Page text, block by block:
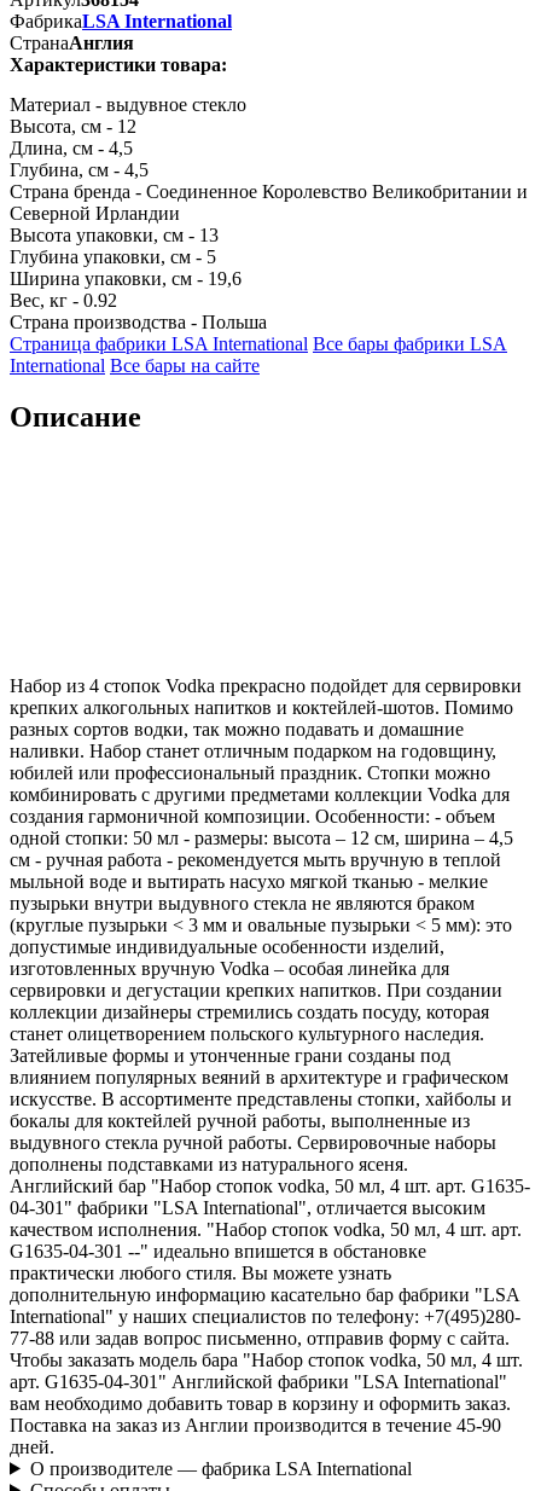
ФабрикаLSA International
СтранаАнглия
Характеристики товара:
Материал - выдувное стекло
Высота, см - 12
Длина, см - 4,5
Глубина, см - 4,5
Страна бренда - Соединенное Королевство Великобритании и
Северной Ирландии
Высота упаковки, см - 13
Глубина упаковки, см - 5
Ширина упаковки, см - 19,6
Вес, кг - 0.92
Страна производства - Польша
Страница фабрики LSA International Все бары фабрики LSA
International Все бары на сайте
Описание
Набор из 4 стопок Vodka прекрасно подойдет для сервировки
крепких алкогольных напитков и коктейлей-шотов. Помимо
разных сортов водки, так можно подавать и домашние
наливки. Набор станет отличным подарком на годовщину,
юбилей или профессиональный праздник. Стопки можно
комбинировать с другими предметами коллекции Vodka для
создания гармоничной композиции. Особенности: - объем
одной стопки: 50 мл - размеры: высота – 12 см, ширина – 4,5
см - ручная работа - рекомендуется мыть вручную в теплой
мыльной воде и вытирать насухо мягкой тканью - мелкие
пузырьки внутри выдувного стекла не являются браком
(круглые пузырьки < 3 мм и овальные пузырьки < 5 мм): это
допустимые индивидуальные особенности изделий,
изготовленных вручную Vodka – особая линейка для
сервировки и дегустации крепких напитков. При создании
коллекции дизайнеры стремились создать посуду, которая
станет олицетворением польского культурного наследия.
Затейливые формы и утонченные грани созданы под
влиянием популярных веяний в архитектуре и графическом
искусстве. В ассортименте представлены стопки, хайболы и
бокалы для коктейлей ручной работы, выполненные из
выдувного стекла ручной работы. Сервировочные наборы
дополнены подставками из натурального ясеня.
Английский бар "Набор стопок vodka, 50 мл, 4 шт. арт. G1635-
04-301" фабрики "LSA International", отличается высоким
качеством исполнения. "Набор стопок vodka, 50 мл, 4 шт. арт.
G1635-04-301 --" идеально впишется в обстановке
практически любого стиля. Вы можете узнать
дополнительную информацию касательно бар фабрики "LSA
International" у наших специалистов по телефону: +7(495)280-
77-88 или задав вопрос письменно, отправив форму с сайта.
Чтобы заказать модель бара "Набор стопок vodka, 50 мл, 4 шт.
арт. G1635-04-301" Английской фабрики "LSA International"
вам необходимо добавить товар в корзину и оформить заказ.
Поставка на заказ из Англии производится в течение 45-90
дней.
О производителе — фабрика LSA International